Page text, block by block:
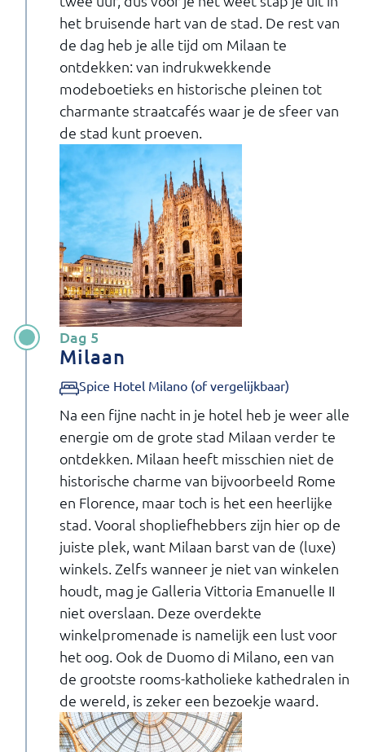
het bruisende hart van de stad. De rest van
de dag heb je alle tijd om Milaan te
ontdekken: van indrukwekkende
modeboetieks en historische pleinen tot
charmante straatcafés waar je de sfeer van
de stad kunt proeven.
Dag 5
Milaan
Spice Hotel Milano (of vergelijkbaar)
Na een fijne nacht in je hotel heb je weer alle
energie om de grote stad Milaan verder te
ontdekken. Milaan heeft misschien niet de
historische charme van bijvoorbeeld Rome
en Florence, maar toch is het een heerlijke
stad. Vooral shopliefhebbers zijn hier op de
juiste plek, want Milaan barst van de (luxe)
winkels. Zelfs wanneer je niet van winkelen
houdt, mag je Galleria Vittoria Emanuelle II
niet overslaan. Deze overdekte
winkelpromenade is namelijk een lust voor
het oog. Ook de Duomo di Milano, een van
de grootste rooms-katholieke kathedralen in
de wereld, is zeker een bezoekje waard.